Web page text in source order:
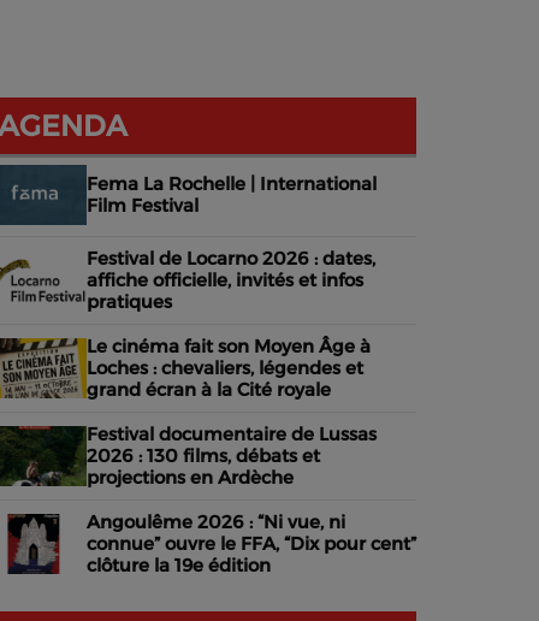
Fema La Rochelle | International
Film Festival
Festival de Locarno 2026 : dates,
affiche officielle, invités et infos
pratiques
Le cinéma fait son Moyen Âge à
Loches : chevaliers, légendes et
grand écran à la Cité royale
Festival documentaire de Lussas
2026 : 130 films, débats et
projections en Ardèche
Angoulême 2026 : “Ni vue, ni
connue” ouvre le FFA, “Dix pour cent”
clôture la 19e édition